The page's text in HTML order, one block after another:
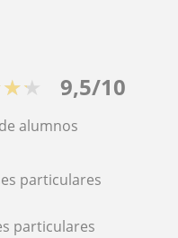
9,5/10
alumnos
particulares
particulares